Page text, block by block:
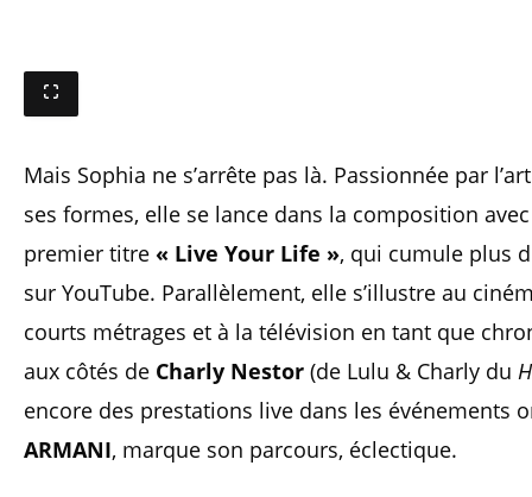
Mais Sophia ne s’arrête pas là. Passionnée par
ses formes, elle se lance dans la composition
premier titre « Live Your Life », qui cumule plus
sur YouTube. Parallèlement, elle s’illustre au
courts métrages et à la télévision en tant que
aux côtés de Charly Nestor (de Lulu & Charly du
encore des prestations live dans les événements
ARMANI, marque son parcours, éclectique.